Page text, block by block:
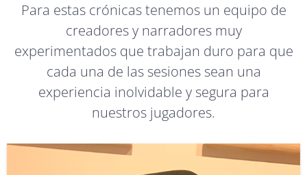
Para estas crónicas tenemos un equipo de
creadores y narradores muy
experimentados que trabajan duro para que
cada una de las sesiones sean una
experiencia inolvidable y segura para
nuestros jugadores.